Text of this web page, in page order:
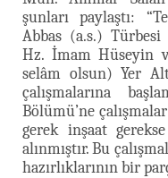
şunları paylaştı:
Abbas (a.s.) Türbesi
Hz. İmam Hüseyin
selâm olsun) Yer
çalışmalarına
Bölümü’ne
gerek inşaat
alınmıştır. Bu
hazırlıklarının bir